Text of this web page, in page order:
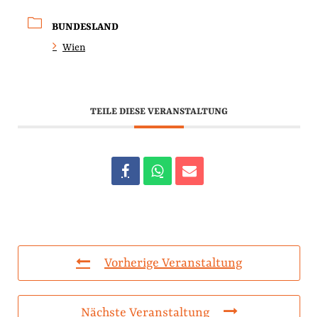
BUNDESLAND
Wien
TEILE DIESE VERANSTALTUNG
Vorherige Veranstaltung
Nächste Veranstaltung